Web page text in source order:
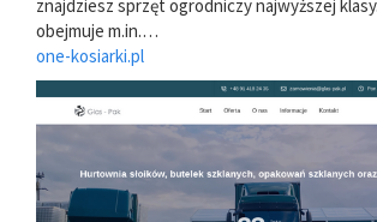
znajdziesz sprzęt ogrodniczy najwyższej
obejmuje m.in.…
one-kosiarki.pl